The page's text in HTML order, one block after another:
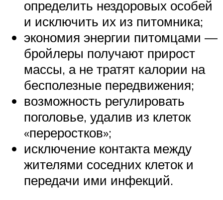
определить нездоровых особей
и исключить их из питомника;
экономия энергии питомцами —
бройлеры получают прирост
массы, а не тратят калории на
бесполезные передвижения;
возможность регулировать
поголовье, удалив из клеток
«переростков»;
исключение контакта между
жителями соседних клеток и
передачи ими инфекций.